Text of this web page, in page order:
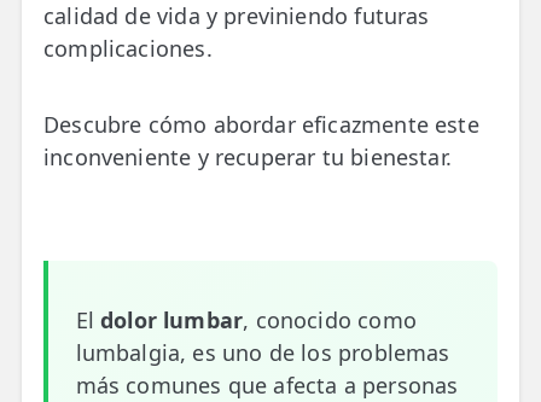
📍 Barrio del Pilar
📍 Barrio Salamanca
TIENDA
🛍️ Tienda Bonos
calidad de vida y previniendo futuras
complicaciones.
Descubre cómo abordar eficazmente este
inconveniente y recuperar tu bienestar.
Eldolor lumbar, conocido como
lumbalgia, es uno de los problemas
más comunes que afecta a personas